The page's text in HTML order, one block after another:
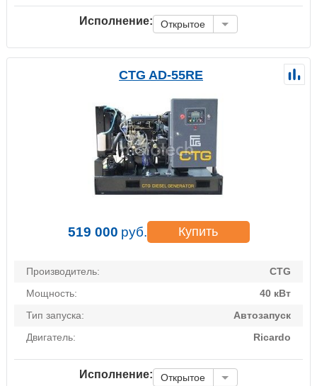
Исполнение: Открытое
CTG AD-55RE
519 000 руб. Купить
Производитель:
CTG
Мощность:
40 кВт
Тип запуска:
Автозапуск
Двигатель:
Ricardo
Исполнение: Открытое